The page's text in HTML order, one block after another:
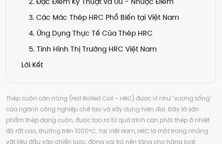
3. Các Mác Thép HRC Phổ Biến tại Việt Nam
4. Ứng Dụng Thực Tế Của Thép HRC
5. Tình Hình Thị Trường HRC Việt Nam
Lời Kết
Thép cuộn cán nóng (Hot Rolled Coil - HRC) được ví như "xương sống"
của ngành công nghiệp chế tạo và xây dựng hiện đại. Đây là sản
phẩm thép dạng cuộn, được tạo ra từ quá trình cán phôi thép ở nhiệt
độ rất cao, thường trên 1000°C. Tại Việt Nam, HRC là một trong những
vật liệu đầu vào chiến lược, đóng vai trò nền tảng cho hàng loạt